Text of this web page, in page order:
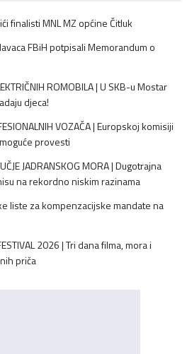
finalisti MNL MZ općine Čitluk
FBiH potpisali Memorandum o
ROMOBILA | U SKB-u Mostar
djeca!
VOZAČA | Europskoj komisiji
provesti
JADRANSKOG MORA | Dugotrajna
na rekordno niskim razinama
liste za kompenzacijske mandate na
2026 | Tri dana filma, mora i
priča